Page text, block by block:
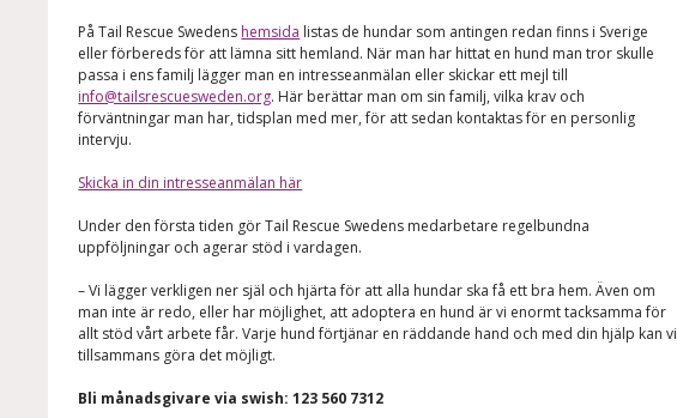
På Tail Rescue Swedens hemsida listas de hundar som antingen redan finns i Sverige
eller förbereds för att lämna sitt hemland. När man har hittat en hund man tror skulle
passa i ens familj lägger man en intresseanmälan eller skickar ett mejl till
info@tailsrescuesweden.org. Här berättar man om sin familj, vilka krav och
förväntningar man har, tidsplan med mer, för att sedan kontaktas för en personlig
intervju.
Skicka in din intresseanmälan här
Under den första tiden gör Tail Rescue Swedens medarbetare regelbundna
uppföljningar och agerar stöd i vardagen.
– Vi lägger verkligen ner själ och hjärta för att alla hundar ska få ett bra hem. Även om
man inte är redo, eller har möjlighet, att adoptera en hund är vi enormt tacksamma för
allt stöd vårt arbete får. Varje hund förtjänar en räddande hand och med din hjälp kan vi
tillsammans göra det möjligt.
Bli månadsgivare via swish: 123 560 7312